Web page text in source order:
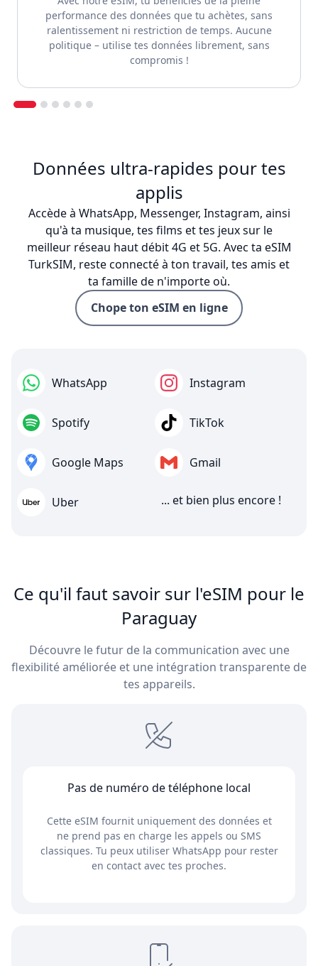
performance des données que tu achètes, sans
ralentissement ni restriction de temps. Aucune
politique – utilise tes données librement, sans
compromis !
Données ultra-rapides pour tes
applis
Accède à WhatsApp, Messenger, Instagram, ainsi
qu'à ta musique, tes films et tes jeux sur le
meilleur réseau haut débit 4G et 5G. Avec ta eSIM
TurkSIM, reste connecté à ton travail, tes amis et
ta famille de n'importe où.
Chope ton eSIM en ligne
WhatsApp Instagram
Spotify TikTok
Google Maps Gmail
Uber ... et bien plus encore !
Ce qu'il faut savoir sur l'eSIM pour le
Paraguay
Découvre le futur de la communication avec une
flexibilité améliorée et une intégration transparente de
tes appareils.
Pas de numéro de téléphone local
Cette eSIM fournit uniquement des données et
ne prend pas en charge les appels ou SMS
classiques. Tu peux utiliser WhatsApp pour rester
en contact avec tes proches.